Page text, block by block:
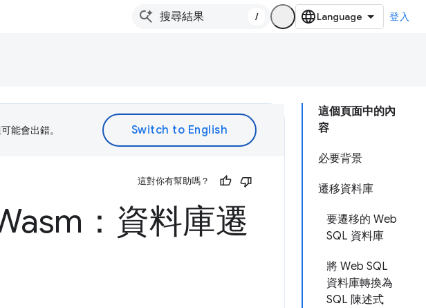
/ 登入
這個頁面中的內
容
必要背景
遷移資料庫
要遷移的 Web
SQL 資料庫
將 Web SQL
資料庫轉換為
SQL 陳述式
能會出錯。
這對你有幫助嗎？
：資料庫遷